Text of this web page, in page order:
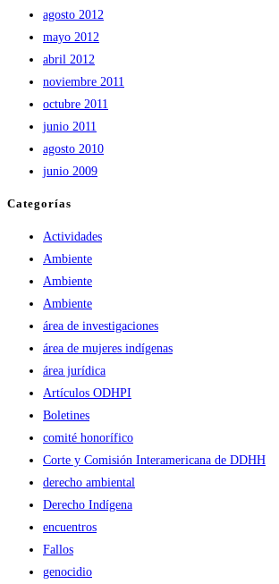
agosto 2012
mayo 2012
abril 2012
noviembre 2011
octubre 2011
junio 2011
agosto 2010
junio 2009
Categorías
Actividades
Ambiente
Ambiente
Ambiente
área de investigaciones
área de mujeres indígenas
área jurídica
Artículos ODHPI
Boletines
comité honorífico
Corte y Comisión Interamericana de DDHH
derecho ambiental
Derecho Indígena
encuentros
Fallos
genocidio